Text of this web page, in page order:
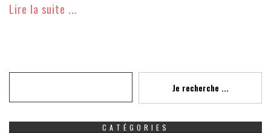
Lire la suite ...
Je recherche ...
CATÉGORIES